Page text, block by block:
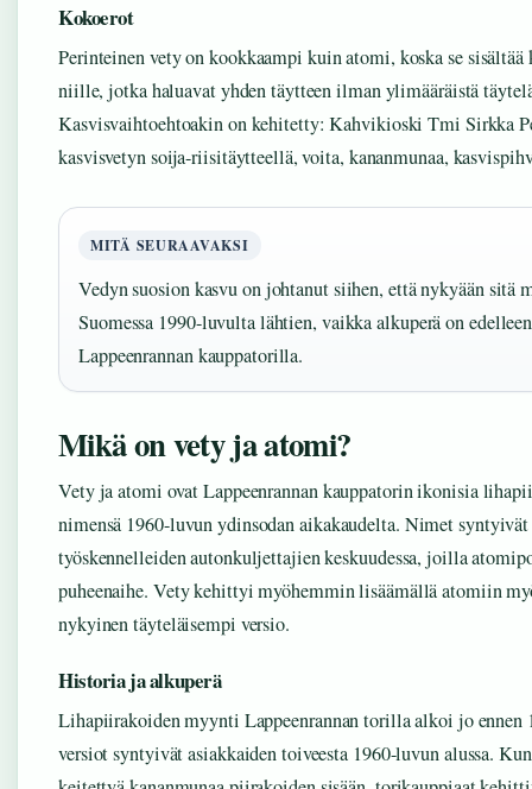
Kokoerot
Perinteinen vety on kookkaampi kuin atomi, koska se
niille, jotka haluavat yhden täytteen ilman ylimääräistä
Kasvisvaihtoehtoakin on kehitetty: Kahvikioski Tmi Sirkka
kasvisvetyn soija-riisitäytteellä, voita, kananmunaa,
MITÄ SEURAAVAKSI
Vedyn suosion kasvu on johtanut siihen, että nykyään sitä
Suomessa 1990-luvulta lähtien, vaikka alkuperä on
Lappeenrannan kauppatorilla.
Mikä on vety ja atomi?
Vety ja atomi ovat Lappeenrannan kauppatorin ikonisia
nimensä 1960-luvun ydinsodan aikakaudelta. Nimet
työskennelleiden autonkuljettajien keskuudessa, joilla
puheenaihe. Vety kehittyi myöhemmin lisäämällä atomiin
nykyinen täyteläisempi versio.
Historia ja alkuperä
Lihapiirakoiden myynti Lappeenrannan torilla alkoi jo ennen
versiot syntyivät asiakkaiden toiveesta 1960-luvun alussa.